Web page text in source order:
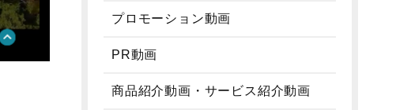
プロモーション動画
PR動画
商品紹介動画・サービス紹介動画